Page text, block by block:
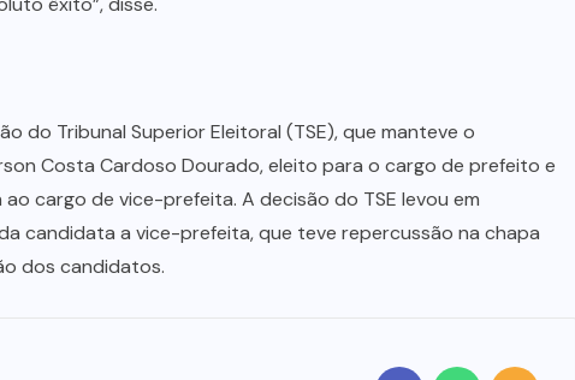
do Tribunal Superior Eleitoral (TSE), que manteve o
Costa Cardoso Dourado, eleito para o cargo de prefeito e
cargo de vice-prefeita. A decisão do TSE levou em
candidata a vice-prefeita, que teve repercussão na chapa
dos candidatos.